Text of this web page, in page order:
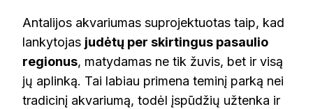
Antalijos akvariumas suprojektuotas taip, kad
lankytojas judėtų per skirtingus pasaulio
regionus, matydamas ne tik žuvis, bet ir visą
jų aplinką. Tai labiau primena teminį parką nei
tradicinį akvariumą, todėl įspūdžių užtenka ir